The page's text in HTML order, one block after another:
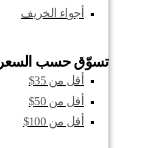
أجواء الخريف
تسوّق حسب السعر
أقل من 35$
أقل من 50$
أقل من 100$